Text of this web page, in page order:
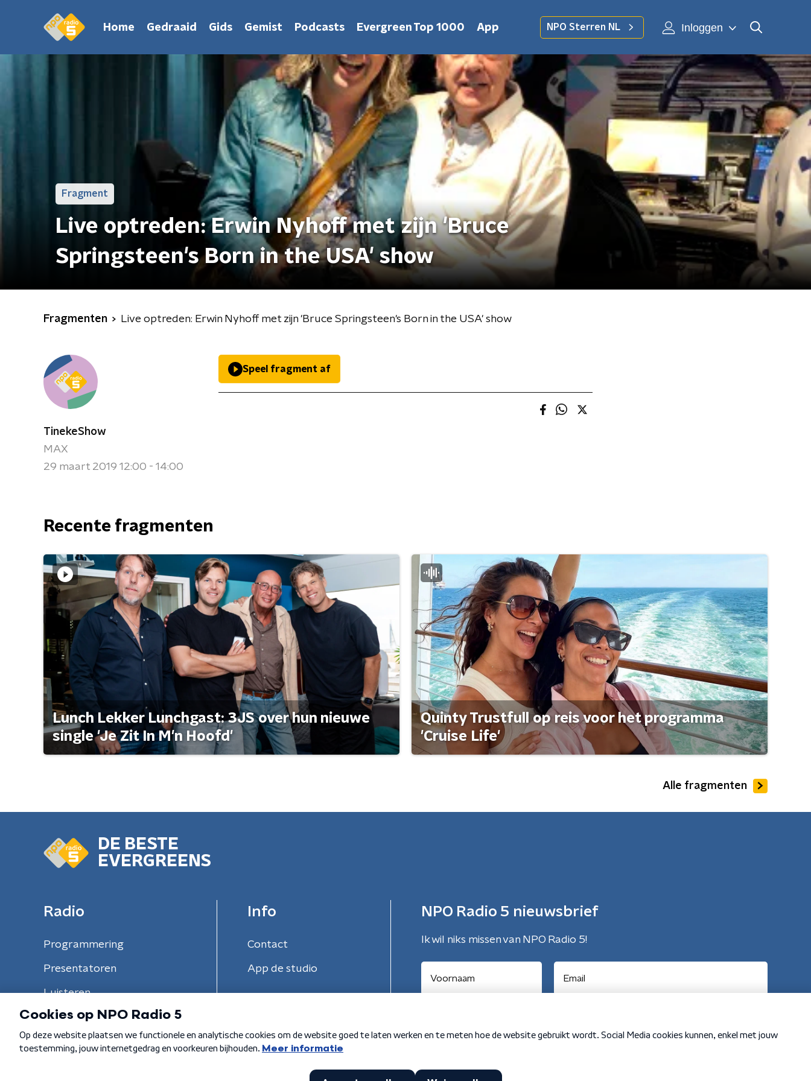
Home Gedraaid Gids Gemist Podcasts Evergreen Top 1000 App NPO Sterren NL Inloggen
Fragment
Live optreden: Erwin Nyhoff met zijn 'Bruce
Springsteen's Born in the USA' show
Fragmenten Live optreden: Erwin Nyhoff met zijn 'Bruce Springsteen's Born in the USA' show
TinekeShow
MAX
29 maart 2019 12:00 - 14:00
Speel fragment af
Recente fragmenten
Lunch Lekker Lunchgast: 3JS over hun nieuwe
single 'Je Zit In M'n Hoofd'
Quinty Trustfull op reis voor het programma
'Cruise Life'
Alle fragmenten
DE BESTE
EVERGREENS
Radio
Programmering
Presentatoren
Luisteren
Info
Contact
App de studio
NPO Radio 5 nieuwsbrief
Ik wil niks missen van NPO Radio 5!
Algemene voorwaarden Privacybeleid